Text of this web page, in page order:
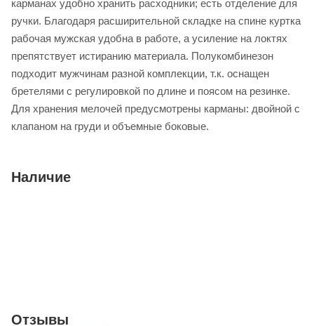
карманах удобно хранить расходники; есть отделение для
ручки. Благодаря расширительной складке на спине куртка
рабочая мужская удобна в работе, а усиление на локтях
препятствует истиранию материала. Полукомбинезон
подходит мужчинам разной комплекции, т.к. оснащен
бретелями с регулировкой по длине и поясом на резинке.
Для хранения мелочей предусмотрены карманы: двойной с
клапаном на груди и объемные боковые.
Наличие
Отзывы